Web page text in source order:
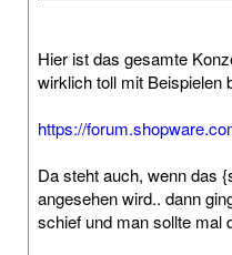
Hier ist das gesamte
wirklich toll mit Beispielen
https://
Da steht auch, wenn das
angesehen wird.. dann
schief und man sollte mal